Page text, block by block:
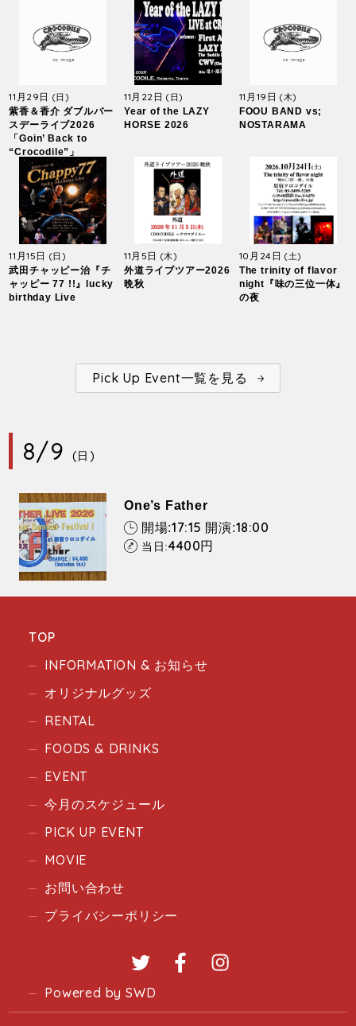
11月29日 (日)
紫香＆香介 ダブルバー
スデーライブ2026
「Goin’ Back to
“Crocodile”」
11月22日(日)
Year of the LAZY
HORSE 2026
11月19日 (木)
FOOU BAND vs;
NOSTARAMA
11月15日 (日)
武田チャッピー治『チ
ャッピー 77 !!』lucky
birthday Live
11月5日 (木)
外道ライブツアー2026
晩秋
10月24日 (土)
The trinity of flavor
night『味の三位一体』
の夜
Pick Up Event一覧を見る
8/9 (日)
One’s Father
開場:17:15 開演:18:00
当日:4400円
TOP
INFORMATION & お知らせ
オリジナルグッズ
RENTAL
FOODS & DRINKS
EVENT
今月のスケジュール
PICK UP EVENT
MOVIE
お問い合わせ
プライバシーポリシー
Twitter Facebook
Powered by SWD